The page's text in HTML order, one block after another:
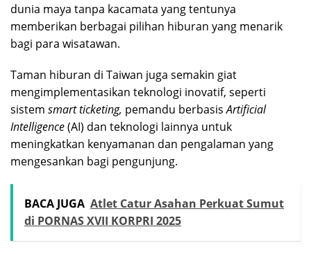
dunia maya tanpa kacamata yang tentunya
memberikan berbagai pilihan hiburan yang menarik
bagi para wisatawan.
Taman hiburan di Taiwan juga semakin giat
mengimplementasikan teknologi inovatif, seperti
sistem smart ticketing, pemandu berbasisArtificial
Intelligence(AI) dan teknologi lainnya untuk
meningkatkan kenyamanan dan pengalaman yang
mengesankan bagi pengunjung.
BACA JUGA Atlet Catur Asahan Perkuat Sumut
di PORNAS XVII KORPRI 2025